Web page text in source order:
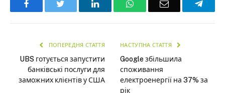
Facebook LinkedInWhatsAppEmail
ПОПЕРЕДНЯ СТАТТЯ
UBS готується запустити
банківські послуги для
заможних клієнтів у США
НАСТУПНА СТАТТЯ
Google збільшила
споживання
електроенергії на 37% за
рік